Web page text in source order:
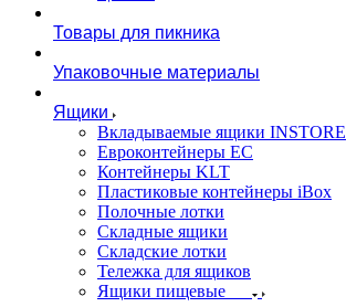
Товары для пикника
Упаковочные материалы
Ящики
Вкладываемые ящики INSTORE
Евроконтейнеры ЕС
Контейнеры KLT
Пластиковые контейнеры iBox
Полочные лотки
Складные ящики
Складские лотки
Тележка для ящиков
Ящики пищевые